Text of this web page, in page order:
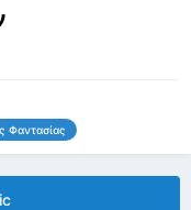
Φαντασίας